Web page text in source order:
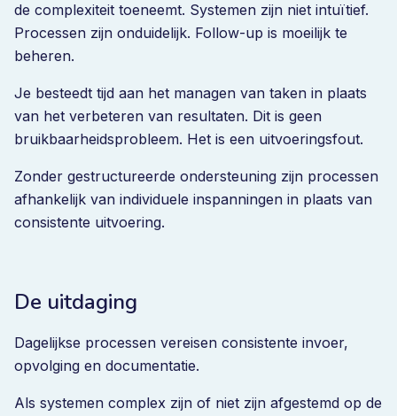
de complexiteit toeneemt. Systemen zijn niet intuïtief.
Processen zijn onduidelijk. Follow-up is moeilijk te
beheren.
Je besteedt tijd aan het managen van taken in plaats
van het verbeteren van resultaten. Dit is geen
bruikbaarheidsprobleem. Het is een uitvoeringsfout.
Zonder gestructureerde ondersteuning zijn processen
afhankelijk van individuele inspanningen in plaats van
consistente uitvoering.
De uitdaging
Dagelijkse processen vereisen consistente invoer,
opvolging en documentatie.
Als systemen complex zijn of niet zijn afgestemd op de